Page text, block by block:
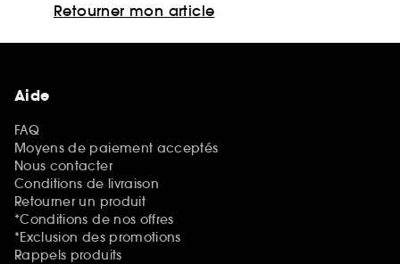
Retourner mon article
Aide
FAQ
Moyens de paiement acceptés
Nous contacter
Conditions de livraison
Retourner un produit
*Conditions de nos offres
*Exclusion des promotions
Rappels produits